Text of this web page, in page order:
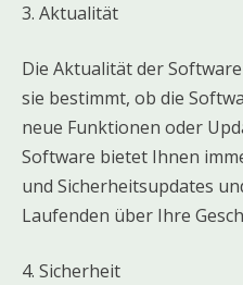
3. Aktualität
Die Aktualität der
sie bestimmt, ob die
neue Funktionen oder
Software bietet Ihnen
und Sicherheitsupdates
Laufenden über Ihre
4. Sicherheit